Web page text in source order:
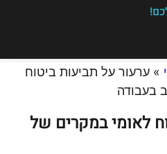
» ערעור על תביעות ביטוח
בעבודה
לאומי במקרים של